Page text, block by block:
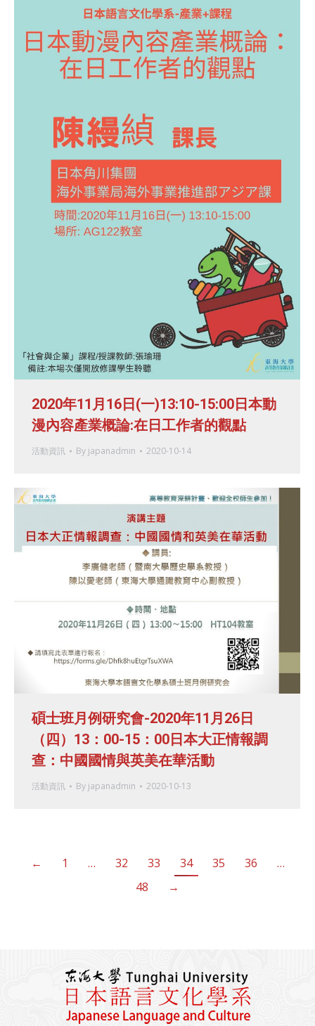
2020年11月16日(一)13:10-15:00日本動
漫內容產業概論:在日工作者的觀點
活動資訊 By japanadmin 2020-10-14
碩士班月例研究會-2020年11月26日
（四）13：00-15：00日本大正情報調
查：中國國情與英美在華活動
活動資訊 By japanadmin 2020-10-13
← 1 … 32 33 34 35 36
…
48
→